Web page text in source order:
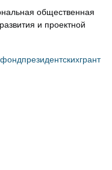
общественная
и проектной
фондпрезидентскихгрант